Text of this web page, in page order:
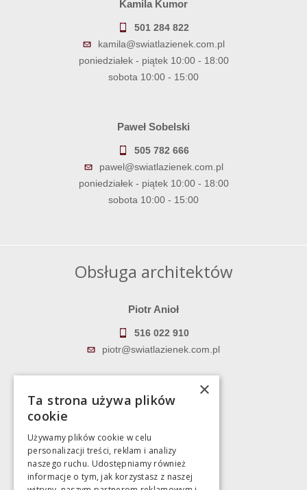
Kamila Kumor
501 284 822
kamila@swiatlazienek.com.pl
poniedziałek - piątek 10:00 - 18:00
sobota 10:00 - 15:00
Paweł Sobelski
505 782 666
pawel@swiatlazienek.com.pl
poniedziałek - piątek 10:00 - 18:00
sobota 10:00 - 15:00
Obsługa architektów
Piotr Anioł
516 022 910
piotr@swiatlazienek.com.pl
783 043 083
Magazyn
×
Ta strona używa plików
cookie
Używamy plików cookie w celu
personalizacji treści, reklam i analizy
naszego ruchu. Udostępniamy również
informacje o tym, jak korzystasz z naszej